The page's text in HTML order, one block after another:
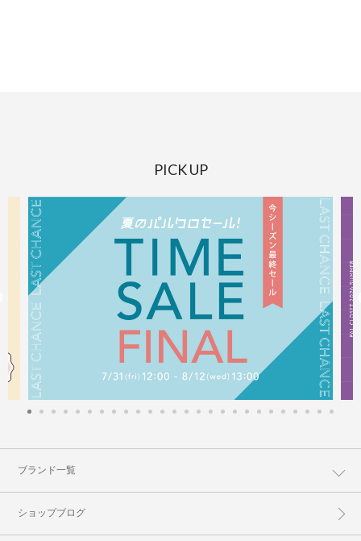
PICK UP
ブランド一覧
ショップブログ